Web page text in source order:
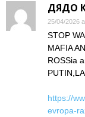
ДЯДО
25/04/2026
STOP
MAFIA
ROSSia
https://
evropa-